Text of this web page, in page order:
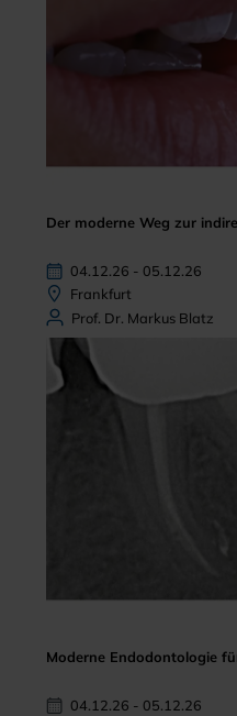
Der moderne Weg zur
04.12.26 - 05.12.26
Frankfurt
Prof. Dr. Markus Blatz
Moderne Endodontologie
04.12.26 - 05.12.26